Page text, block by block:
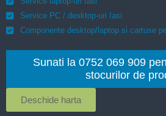
Service PC / desktop-uri Iasi
Componente desktop/laptop si cartuse
Sunati la 0752 069 909
stocurilor de
Deschide harta